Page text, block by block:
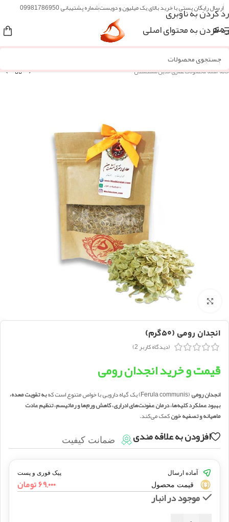
رد کردن به ناوبری
رد کردن به محتوای اصلی
ارسال رایگان پستی با خرید بالای یک میلیون و دویستشماره پشتیبانی 09981786950
منو
خانه/همه محصولات عطاری آنلاین مُشکستان
بزرگنمایی تصویر
انجدان رومی (۵۰گرم)
(دیدگاه کاربر 2
)
قیمت و خرید انجدان رومی
انجدان رومی(Ferula communis) یک گیاه دارویی با خواص متنوع است که
به تقویت معده،
بهبود عملکرد کلیه‌ها، درمان عفونت‌های ادراری، کاهش ورم‌ها و رماتیسم، تنظیم عادت
ماهیانه و تصفیه خونکمک می‌کند.
افزودن به علاقه مندی ضمانت کیفیت
آماده ارسال پیک فوری و پست
قیمت محصول ۶۹,۰۰۰تومان
موجود در انبار